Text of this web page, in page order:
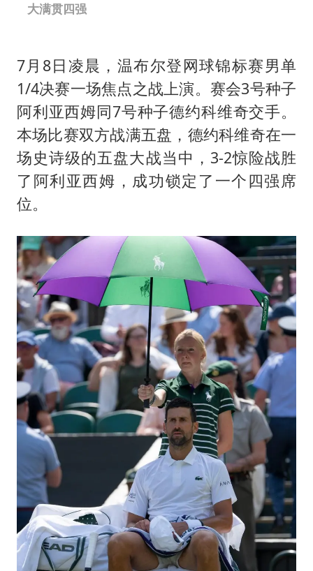
大满贯四强
7月8日凌晨，温布尔登网球锦标赛男单
1/4决赛一场焦点之战上演。赛会3号种子
阿利亚西姆同7号种子德约科维奇交手。
本场比赛双方战满五盘，德约科维奇在一
场史诗级的五盘大战当中，3-2惊险战胜
了阿利亚西姆，成功锁定了一个四强席
位。